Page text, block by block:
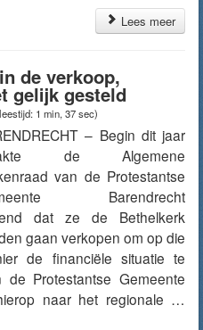
Lees meer
de verkoop,
gelijk gesteld
1 min, 37 sec)
– Begin dit jaar
de Algemene
van de Protestantse
Barendrecht
dat ze de Bethelkerk
gaan verkopen om op die
de financiële situatie te
Protestantse Gemeente
naar het regionale …